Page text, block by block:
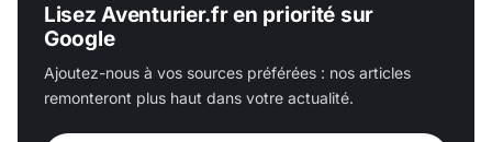
Lisez Aventurier.fr en priorité sur
Google
Ajoutez-nous à vos sources préférées : nos articles
remonteront plus haut dans votre actualité.